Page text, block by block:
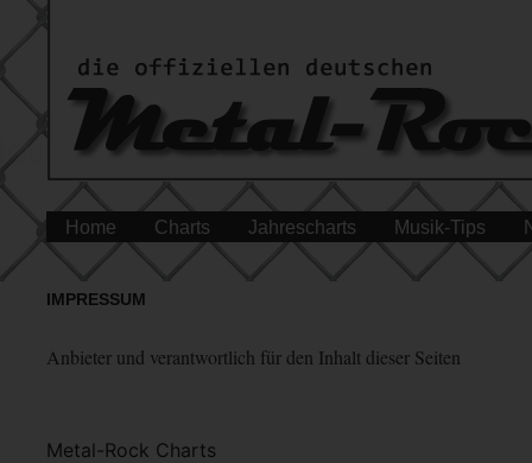
Home Charts Jahrescharts Musik-Tips
IMPRESSUM
Anbieter und verantwortlich für den Inhalt dieser Seiten
Metal-Rock Charts